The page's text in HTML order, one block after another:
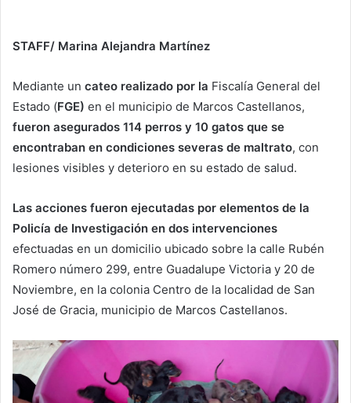
STAFF/ Marina Alejandra Martínez
Mediante un cateo realizado por la Fiscalía General del
Estado (FGE) en el municipio de Marcos Castellanos,
fueron asegurados 114 perros y 10 gatos que se
encontraban en condiciones severas de maltrato, con
lesiones visibles y deterioro en su estado de salud.
Las acciones fueron ejecutadas por elementos de la
Policía de Investigación en dos intervenciones
efectuadas en un domicilio ubicado sobre la calle Rubén
Romero número 299, entre Guadalupe Victoria y 20 de
Noviembre, en la colonia Centro de la localidad de San
José de Gracia, municipio de Marcos Castellanos.